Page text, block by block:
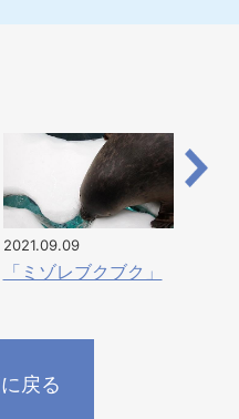
2021.09.09
「ミゾレブクブク」
戻る